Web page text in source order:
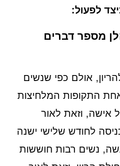
לפעול:
מספר דברים
אולם כפי שנשים
התקופות המלחיצות
אישה, וזאת לאור
לחודש שלישי ישנה
נשים רבות חוששות